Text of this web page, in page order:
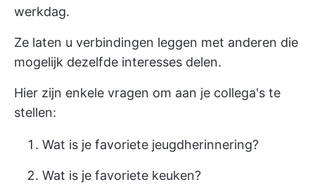
werkdag.
Ze laten u verbindingen leggen met anderen die
mogelijk dezelfde interesses delen.
Hier zijn enkele vragen om aan je collega's te
stellen:
Wat is je favoriete jeugdherinnering?
Wat is je favoriete keuken?